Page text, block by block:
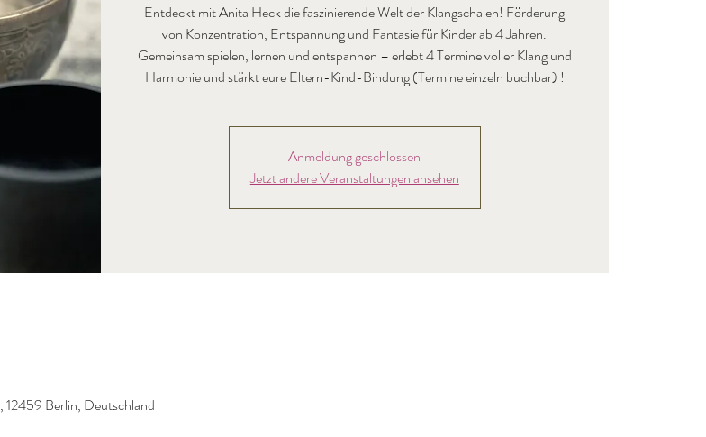
Entdeckt mit Anita Heck die faszinierende Welt der Klangschalen! Förderung
von Konzentration, Entspannung und Fantasie für Kinder ab 4 Jahren.
Gemeinsam spielen, lernen und entspannen – erlebt 4 Termine voller Klang und
Harmonie und stärkt eure Eltern-Kind-Bindung (Termine einzeln buchbar) !
Anmeldung geschlossen
Jetzt andere Veranstaltungen ansehen
Berlin, Deutschland